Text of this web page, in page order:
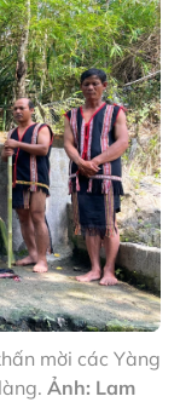
mời các Yàng
Ảnh: Lam